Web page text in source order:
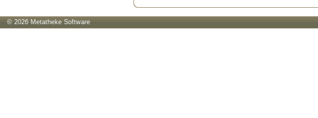
© 2026 Metatheke Software